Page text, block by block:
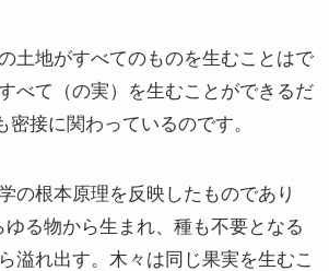
土地がすべてのものを生むことはで
べて（の実）を生むことができるだ
接に関わっているのです。
の根本原理を反映したものであり
る物から生まれ、種も不要となる
溢れ出す。木々は同じ果実を生むこ